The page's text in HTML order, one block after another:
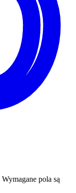
Wymagane pola są